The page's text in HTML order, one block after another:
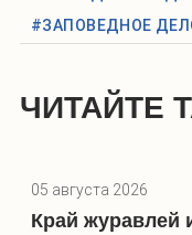
#ЗАПОВЕДНОЕ
ЧИТАЙТЕ
05 августа 2026
Край журавлей